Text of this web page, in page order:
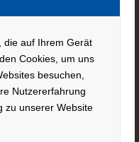
die auf Ihrem Gerät
Cookies, um uns
besuchen,
Nutzererfahrung
zu unserer Website